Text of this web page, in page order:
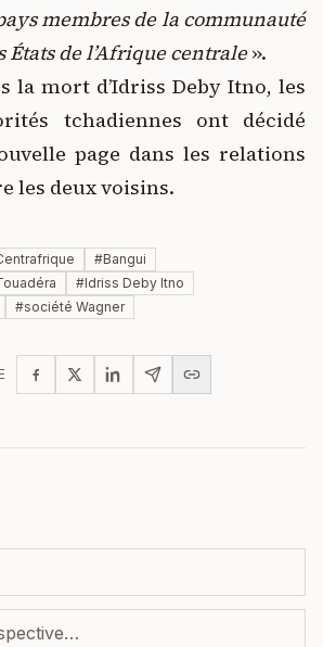
membres de la communauté
États de l’Afrique centrale».
la mort d’Idriss Deby Itno, les
tchadiennes ont décidé
page dans les relations
les deux voisins.
#Bangui
#Idriss Deby Itno
#société Wagner